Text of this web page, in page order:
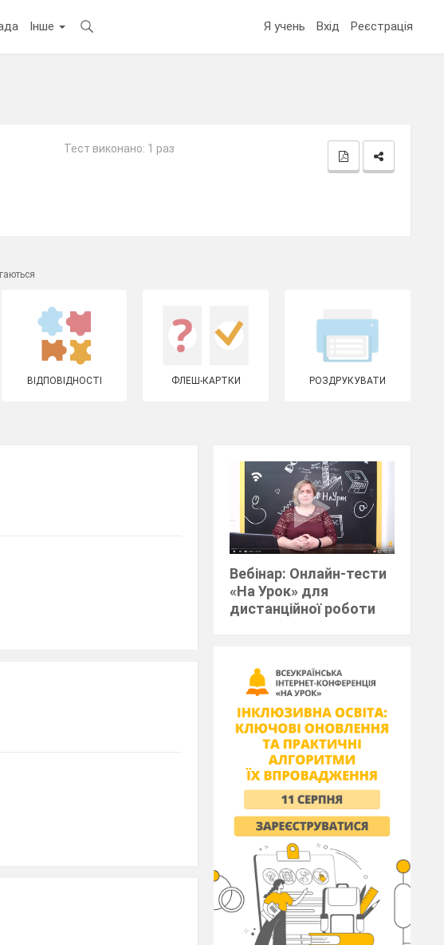
Інше Я учень Вхід Реєстрація
Тест виконано: 1 раз
ВІДПОВІДНОСТІ ФЛЕШ-КАРТКИ РОЗДРУКУВАТИ
Вебінар: Онлайн-тести
«На Урок» для
дистанційної роботи